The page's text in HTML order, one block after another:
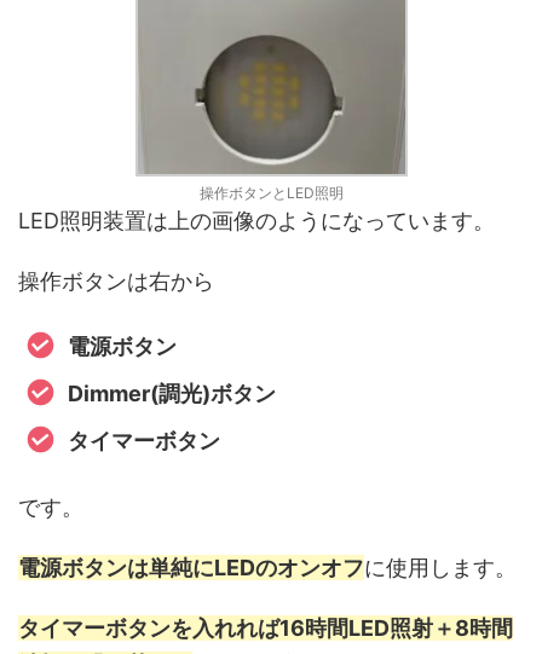
操作ボタンとLED照明
LED照明装置は上の画像のようになっています。
操作ボタンは右から
電源ボタン
Dimmer(調光)ボタン
タイマーボタン
です。
電源ボタンは単純にLEDのオンオフに使用します。
タイマーボタンを入れれば16時間LED照射＋8時間